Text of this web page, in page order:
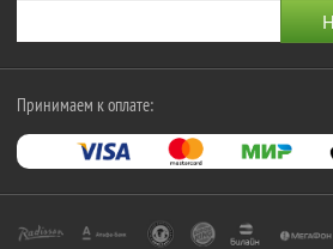
Принимаем к оплате: